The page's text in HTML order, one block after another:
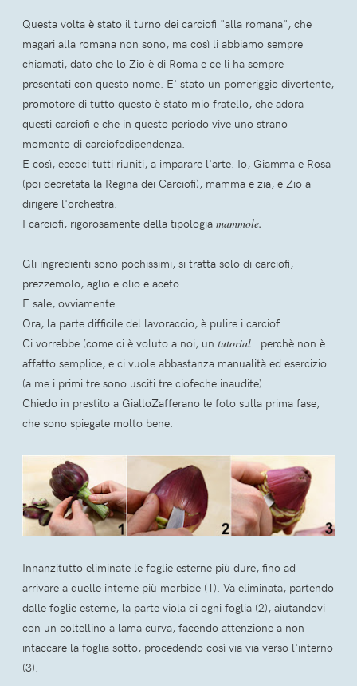
Questa volta è stato il turno dei carciofi "alla romana", che
magari alla romana non sono, ma così li abbiamo sempre
chiamati, dato che lo Zio è di Roma e ce li ha sempre
presentati con questo nome. E' stato un pomeriggio divertente,
promotore di tutto questo è stato mio fratello, che adora
questi carciofi e che in questo periodo vive uno strano
momento di carciofodipendenza.
E così, eccoci tutti riuniti, a imparare l'arte. Io, Giamma e Rosa
(poi decretata la Regina dei Carciofi), mamma e zia, e Zio a
dirigere l'orchestra.
I carciofi, rigorosamente della tipologia mammole.
Gli ingredienti sono pochissimi, si tratta solo di carciofi,
prezzemolo, aglio e olio e aceto.
E sale, ovviamente.
Ora, la parte difficile del lavoraccio, è pulire i carciofi.
Ci vorrebbe (come ci è voluto a noi, un tutorial.. perchè non è
affatto semplice, e ci vuole abbastanza manualità ed esercizio
(a me i primi tre sono usciti tre ciofeche inaudite)...
Chiedo in prestito a GialloZafferano le foto sulla prima fase,
che sono spiegate molto bene.
Innanzitutto eliminate le foglie esterne più dure, fino ad
arrivare a quelle interne più morbide (1). Va eliminata, partendo
dalle foglie esterne, la parte viola di ogni foglia (2), aiutandovi
con un coltellino a lama curva, facendo attenzione a non
intaccare la foglia sotto, procedendo così via via verso l'interno
(3).